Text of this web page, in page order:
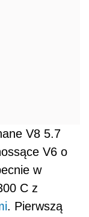
V8 5.7
V6 o
w
C z
. Pierwszą